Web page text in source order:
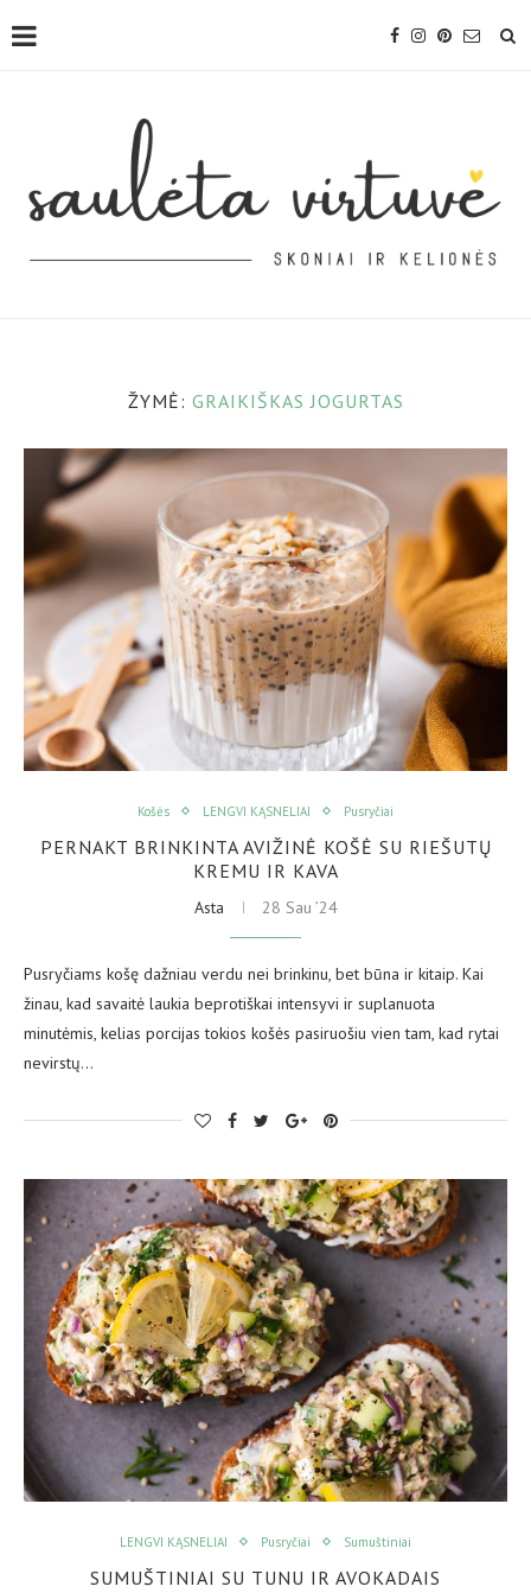
ŽYMĖ: GRAIKIŠKAS JOGURTAS
Košės LENGVI KĄSNELIAI Pusryčiai
PERNAKT BRINKINTA AVIŽINĖ KOŠĖ SU RIEŠUTŲ
KREMU IR KAVA
Asta 28 Sau ’24
Pusryčiams košę dažniau verdu nei brinkinu, bet būna ir kitaip. Kai
žinau, kad savaitė laukia beprotiškai intensyvi ir suplanuota
minutėmis, kelias porcijas tokios košės pasiruošiu vien tam, kad rytai
nevirstų…
LENGVI KĄSNELIAI Pusryčiai Sumuštiniai
SUMUŠTINIAI SU TUNU IR AVOKADAIS